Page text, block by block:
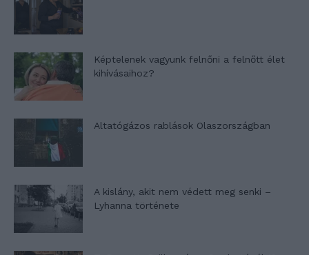
Képtelenek vagyunk felnőni a felnőtt élet
kihívásaihoz?
Altatógázos rablások Olaszországban
A kislány, akit nem védett meg senki –
Lyhanna története